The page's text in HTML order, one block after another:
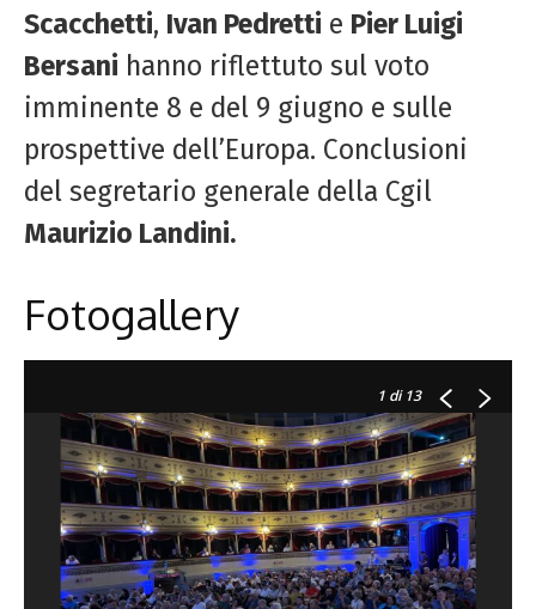
Scacchetti, Ivan Pedretti e Pier Luigi
Bersani hanno riflettuto sul voto
imminente 8 e del 9 giugno e sulle
prospettive dell’Europa. Conclusioni
del segretario generale della Cgil
Maurizio Landini.
Fotogallery
1 di 13